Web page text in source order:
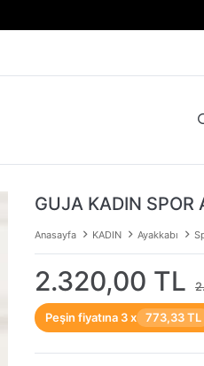
GUJA KADIN
Anasayfa KADIN Ayakkabı
2.320,00 TL
Peşin fiyatına 3 x 773,33 TL